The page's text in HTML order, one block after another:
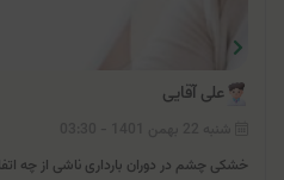
علی آقایی
خشکی چشم در دوران بارداری ناشی از چه